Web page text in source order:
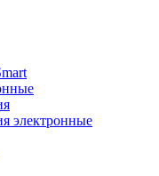
электронные